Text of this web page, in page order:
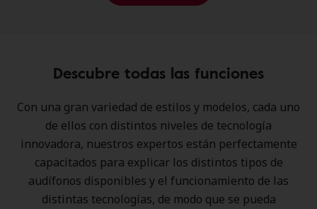
Descubre todas las funciones
Con una gran variedad de estilos y modelos, cada uno
de ellos con distintos niveles de tecnología
innovadora, nuestros expertos están perfectamente
capacitados para explicar los distintos tipos de
audífonos disponibles y el funcionamiento de las
distintas tecnologías, de modo que se pueda